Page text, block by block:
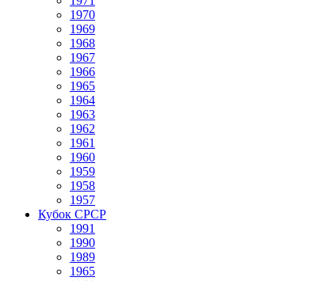
1970
1969
1968
1967
1966
1965
1964
1963
1962
1961
1960
1959
1958
1957
Кубок СРСР
1991
1990
1989
1965